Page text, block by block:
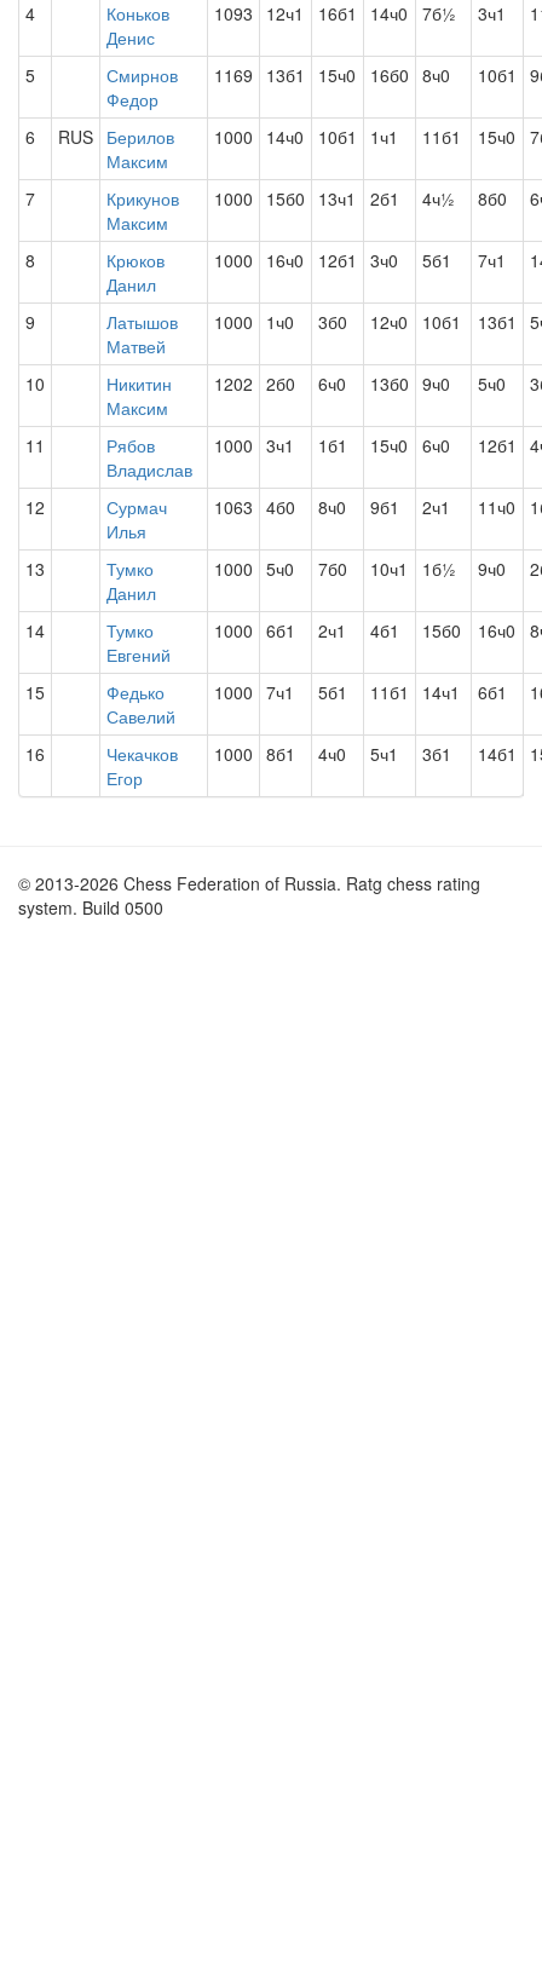
4
Коньков
Денис
1093 12ч1 16б1 14ч0 7б½ 3ч1
5
Смирнов
Федор
1169 13б1 15ч0 16б0 8ч0 10б1
6 RUS Берилов
Максим
1000 14ч0 10б1 1ч1 11б1 15ч0
7
Крикунов
Максим
1000 15б0 13ч1 2б1 4ч½ 8б0
8
Крюков
Данил
1000 16ч0 12б1 3ч0 5б1 7ч1
9
Латышов
Матвей
1000 1ч0 3б0 12ч0 10б1 13б1
10
Никитин
Максим
1202 2б0 6ч0 13б0 9ч0 5ч0
11
Рябов
Владислав
1000 3ч1 1б1 15ч0 6ч0 12б1
12
Сурмач
Илья
1063 4б0 8ч0 9б1 2ч1 11ч0
13
Тумко
Данил
1000 5ч0 7б0 10ч1 1б½ 9ч0
14
Тумко
Евгений
1000 6б1 2ч1 4б1 15б0 16ч0
15
Федько
Савелий
1000 7ч1 5б1 11б1 14ч1 6б1
16
Чекачков
Егор
1000 8б1 4ч0 5ч1 3б1 14б1
© 2013-2026 Chess Federation of Russia. Ratg chess rating
system. Build 0500